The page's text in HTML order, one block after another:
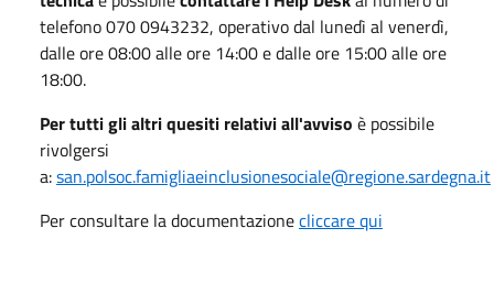
telefono 070 0943232, operativo dal lunedì al venerdì,
dalle ore 08:00 alle ore 14:00 e dalle ore 15:00 alle ore
18:00.
Per tutti gli altri quesiti relativi all'avviso è possibile
rivolgersi
a:san.polsoc.famigliaeinclusionesociale@regione.sardegna.it
Per consultare la documentazionecliccare qui